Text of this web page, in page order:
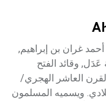
في عام 2026
(912-950 هـ /1506 -1543م) أحمد غران بن إبراهيم,
وقائد الفتح
العاشر الهجري/
ويسميه المسلمون